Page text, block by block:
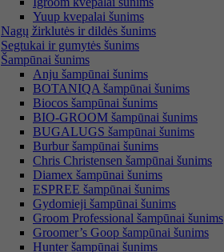
Yuup kvepalai šunims
Nagų žirklutės ir dildės šunims
Segtukai ir gumytės šunims
Šampūnai šunims
Anju šampūnai šunims
BOTANIQA šampūnai šunims
Biocos šampūnai šunims
BIO-GROOM šampūnai šunims
BUGALUGS šampūnai šunims
Burbur šampūnai šunims
Chris Christensen šampūnai šunims
Diamex šampūnai šunims
ESPREE šampūnai šunims
Gydomieji šampūnai šunims
Groom Professional šampūnai šunims
Groomer’s Goop šampūnai šunims
Hunter šampūnai šunims